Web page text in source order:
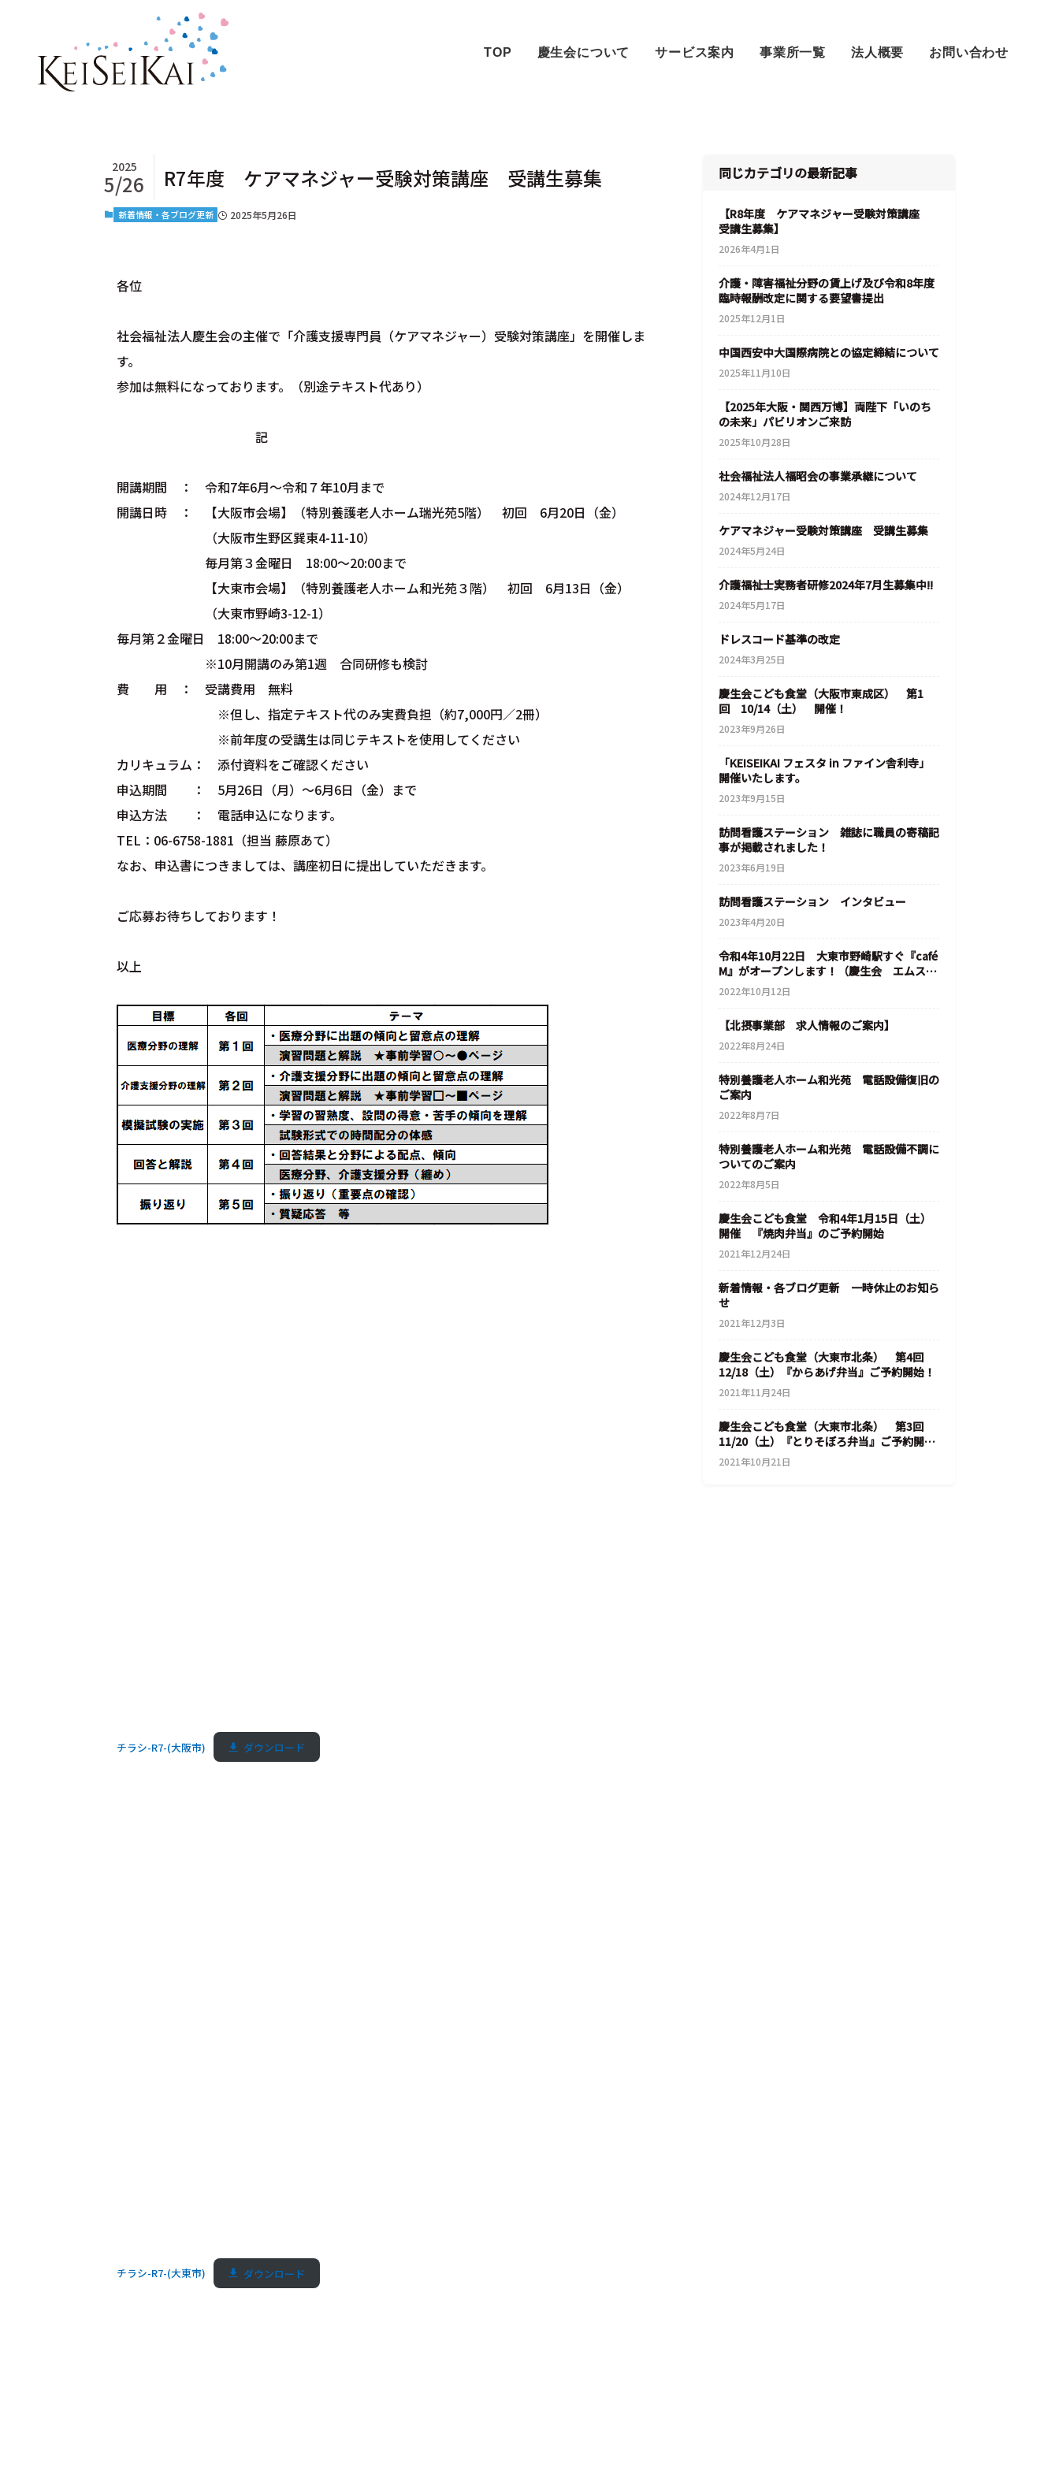
TOP 慶生会について サービス案内 事業所一覧 法人概要 お問い合わせ
R7年度 ケアマネジャー受験対策講座 受講生募集
2025
5/26
新着情報・各ブログ更新 2025年5月26日
各位
社会福祉法人慶生会の主催で「介護支援専門員（ケアマネジャー）受験対策講座」を開催しま
す。
参加は無料になっております。（別途テキスト代あり）
記
開講期間 ： 令和7年6月〜令和７年10月まで
開講日時 ： 【大阪市会場】（特別養護老人ホーム瑞光苑5階） 初回 6月20日（金）
（大阪市生野区巽東4-11-10）
毎月第３金曜日 18:00～20:00まで
【大東市会場】（特別養護老人ホーム和光苑３階） 初回 6月13日（金）
（大東市野崎3-12-1）
毎月第２金曜日 18:00～20:00まで
※10月開講のみ第1週 合同研修も検討
費 用 ： 受講費用 無料
※但し、指定テキスト代のみ実費負担（約7,000円／2冊）
※前年度の受講生は同じテキストを使用してください
カリキュラム： 添付資料をご確認ください
申込期間 ： 5月26日（月）～6月6日（金）まで
申込方法 ： 電話申込になります。
TEL：06-6758-1881（担当 藤原あて）
なお、申込書につきましては、講座初日に提出していただきます。
ご応募お待ちしております！
以上
チラシ-R7-(大阪市) ダウンロード
チラシ-R7-(大東市) ダウンロード
同じカテゴリの最新記事
【R8年度 ケアマネジャー受験対策講座
受講生募集】
2026年4月1日
介護・障害福祉分野の賃上げ及び令和8年度
臨時報酬改定に関する要望書提出
2025年12月1日
中国西安中大国際病院との協定締結について
2025年11月10日
【2025年大阪・関西万博】両陛下「いのち
の未来」パビリオンご来訪
2025年10月28日
社会福祉法人福昭会の事業承継について
2024年12月17日
ケアマネジャー受験対策講座 受講生募集
2024年5月24日
介護福祉士実務者研修2024年7月生募集中!!
2024年5月17日
ドレスコード基準の改定
2024年3月25日
慶生会こども食堂（大阪市東成区） 第1
回 10/14（土） 開催！
2023年9月26日
「KEISEIKAI フェスタ in ファイン舎利寺」
開催いたします。
2023年9月15日
訪問看護ステーション 雑誌に職員の寄稿記
事が掲載されました！
2023年6月19日
訪問看護ステーション インタビュー
2023年4月20日
令和4年10月22日 大東市野崎駅すぐ『café
M』がオープンします！（慶生会 エムステ
ージ野崎）
2022年10月12日
【北摂事業部 求人情報のご案内】
2022年8月24日
特別養護老人ホーム和光苑 電話設備復旧の
ご案内
2022年8月7日
特別養護老人ホーム和光苑 電話設備不調に
ついてのご案内
2022年8月5日
慶生会こども食堂 令和4年1月15日（土）
開催 『焼肉弁当』のご予約開始
2021年12月24日
新着情報・各ブログ更新 一時休止のお知ら
せ
2021年12月3日
慶生会こども食堂（大東市北条） 第4回
12/18（土）『からあげ弁当』ご予約開始！
2021年11月24日
慶生会こども食堂（大東市北条） 第3回
11/20（土）『とりそぼろ弁当』ご予約開
始！
2021年10月21日